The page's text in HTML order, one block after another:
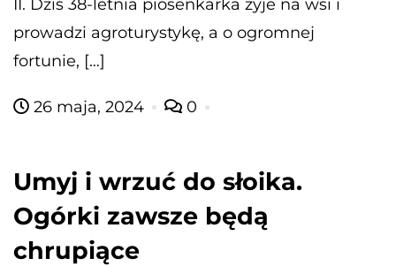
II. Dziś 38-letnia piosenkarka żyje na wsi i
prowadzi agroturystykę, a o ogromnej
fortunie, […]
26 maja, 2024 0
Umyj i wrzuć do słoika.
Ogórki zawsze będą
chrupiące